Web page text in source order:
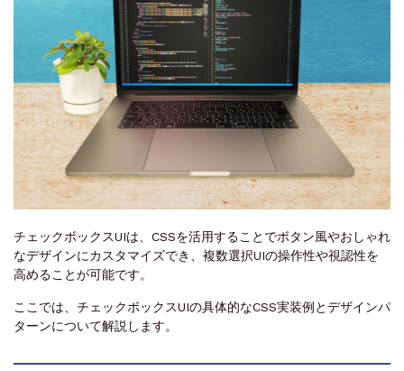
チェックボックスUIは、CSSを活用することでボタン風やおしゃれ
なデザインにカスタマイズでき、複数選択UIの操作性や視認性を
高めることが可能です。
ここでは、チェックボックスUIの具体的なCSS実装例とデザインパ
ターンについて解説します。